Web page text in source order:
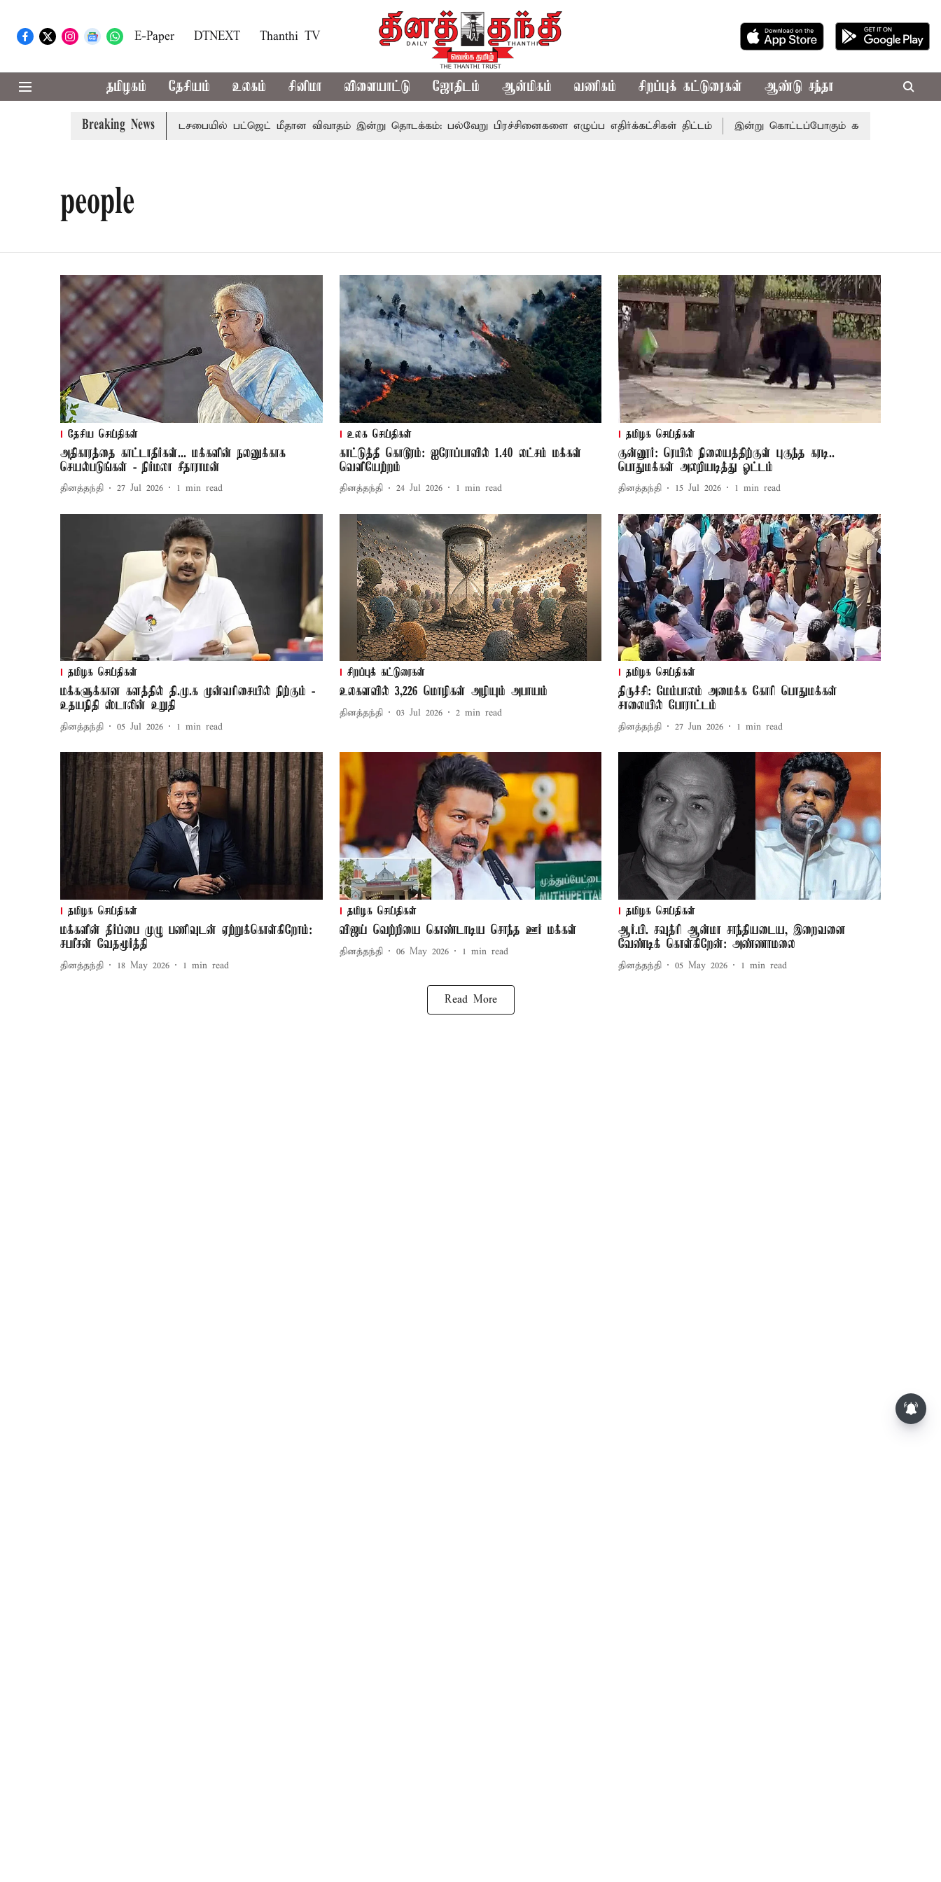
E-Paper DTNEXT Thanthi TV
தமிழகம் தேசியம் உலகம் சினிமா விளையாட்டு ஜோதிடம் ஆன்மிகம் வணிகம் சிறப்புக் கட்டுரைகள் ஆண்டு சந்தா
Breaking News
தடுமாற்றமா? சட்டசபையில் பட்ஜெட் மீதான விவாதம் இன்று தொடக்கம்: பல்வேறு பிரச்சினைகளை எழுப்ப எதிர்க்கட்சிகள் திட்டம் இன்று கொட்டப்போகும் கனமழை.. எந்தெந்த
people
தேசிய செய்திகள்
அதிகாரத்தை காட்டாதீர்கள்... மக்களின் நலனுக்காக
செயல்படுங்கள் - நிர்மலா சீதாராமன்
தினத்தந்தி 27 Jul 2026 1 min read
உலக செய்திகள்
காட்டுத்தீ கொடூரம்: ஐரோப்பாவில் 1.40 லட்சம் மக்கள்
வெளியேற்றம்
தினத்தந்தி 24 Jul 2026 1 min read
தமிழக செய்திகள்
குன்னூர்: ரெயில் நிலையத்திற்குள் புகுந்த கரடி..
பொதுமக்கள் அலறியடித்து ஓட்டம்
தினத்தந்தி 15 Jul 2026 1 min read
தமிழக செய்திகள்
மக்களுக்கான களத்தில் தி.மு.க முன்வரிசையில் நிற்கும் -
உதயநிதி ஸ்டாலின் உறுதி
தினத்தந்தி 05 Jul 2026 1 min read
சிறப்புக் கட்டுரைகள்
உலகளவில் 3,226 மொழிகள் அழியும் அபாயம்
தினத்தந்தி 03 Jul 2026 2 min read
தமிழக செய்திகள்
திருச்சி: மேம்பாலம் அமைக்க கோரி பொதுமக்கள்
சாலையில் போராட்டம்
தினத்தந்தி 27 Jun 2026 1 min read
தமிழக செய்திகள்
மக்களின் தீர்ப்பை முழு பணிவுடன் ஏற்றுக்கொள்கிறோம்:
சபரீசன் வேதமூர்த்தி
தினத்தந்தி 18 May 2026 1 min read
தமிழக செய்திகள்
விஜய் வெற்றியை கொண்டாடிய சொந்த ஊர் மக்கள்
தினத்தந்தி 06 May 2026 1 min read
தமிழக செய்திகள்
ஆர்.பி. சவுத்ரி ஆன்மா சாந்தியடைய, இறைவனை
வேண்டிக் கொள்கிறேன்: அண்ணாமலை
தினத்தந்தி 05 May 2026 1 min read
Read More